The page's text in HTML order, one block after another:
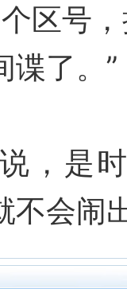
区号
谍了。”
，是
不会闹